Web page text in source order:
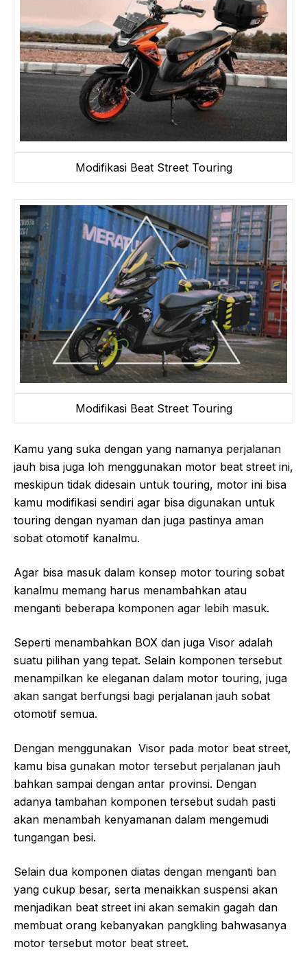
Modifikasi Beat Street Touring
Modifikasi Beat Street Touring
Kamu yang suka dengan yang namanya perjalanan
jauh bisa juga loh menggunakan motor beat street ini,
meskipun tidak didesain untuk touring, motor ini bisa
kamu modifikasi sendiri agar bisa digunakan untuk
touring dengan nyaman dan juga pastinya aman
sobat otomotif kanalmu.
Agar bisa masuk dalam konsep motor touring sobat
kanalmu memang harus menambahkan atau
menganti beberapa komponen agar lebih masuk.
Seperti menambahkan BOX dan juga Visor adalah
suatu pilihan yang tepat. Selain komponen tersebut
menampilkan ke eleganan dalam motor touring, juga
akan sangat berfungsi bagi perjalanan jauh sobat
otomotif semua.
Dengan menggunakan Visor pada motor beat street,
kamu bisa gunakan motor tersebut perjalanan jauh
bahkan sampai dengan antar provinsi. Dengan
adanya tambahan komponen tersebut sudah pasti
akan menambah kenyamanan dalam mengemudi
tungangan besi.
Selain dua komponen diatas dengan menganti ban
yang cukup besar, serta menaikkan suspensi akan
menjadikan beat street ini akan semakin gagah dan
membuat orang kebanyakan pangkling bahwasanya
motor tersebut motor beat street.